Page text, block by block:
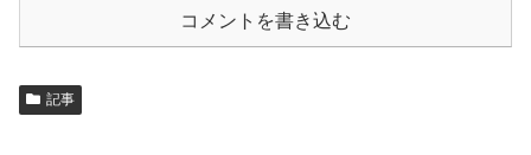
コメントを書き込む
記事